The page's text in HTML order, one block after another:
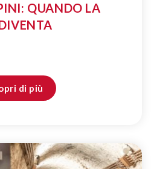
QUANDO LA
di più